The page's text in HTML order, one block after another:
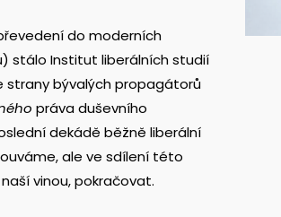
do moderních
stálo Institut liberálních studií
strany bývalých propagátorů
práva duševního
dekádě běžně liberální
ale ve sdílení této
vinou, pokračovat.